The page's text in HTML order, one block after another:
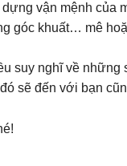
vận mệnh của
khuất… mê
suy nghĩ về
sẽ đến với bạn